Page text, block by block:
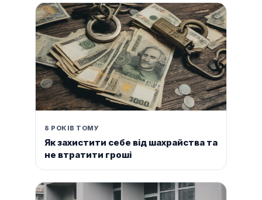
8 РОКІВ ТОМУ
Як захистити себе від шахрайства та
не втратити гроші